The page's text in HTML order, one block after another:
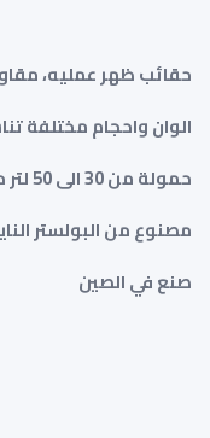
حقائب ظهر عمليه،
الوان واحجام مختلفة
حمولة من 30 الى 50 لتر حسب اختيارك
مصنوع من البولستر
صنع في الصين